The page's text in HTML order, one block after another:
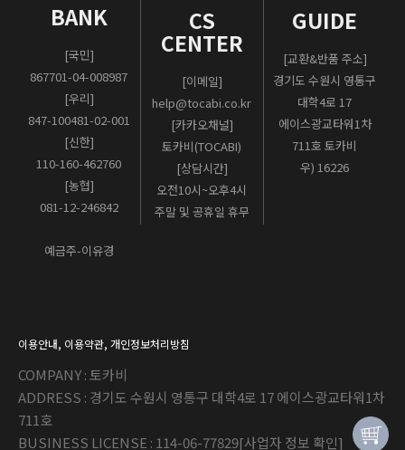
BANK
[국민]
867701-04-008987
[우리]
847-100481-02-001
[신한]
110-160-462760
[농협]
081-12-246842
예금주-이유경
CS
CENTER
[이메일]
help@tocabi.co.kr
[카카오채널]
토카비(TOCABI)
[상담시간]
오전10시~오후4시
주말 및 공휴일 휴무
GUIDE
[교환&반품 주소]
경기도 수원시 영통구
대학4로 17
에이스광교타워1차
711호 토카비
우) 16226
이용안내, 이용약관, 개인정보처리방침
COMPANY : 토카비
ADDRESS : 경기도 수원시 영통구 대학4로 17 에이스광교타워1차
711호
BUSINESS LICENSE : 114-06-77829[사업자 정보 확인]